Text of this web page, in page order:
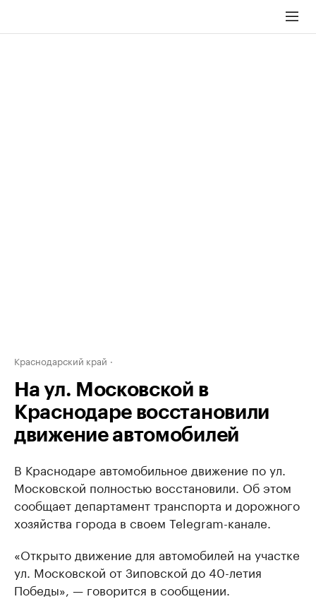
Краснодарский край
На ул. Московской в
Краснодаре восстановили
движение автомобилей
В Краснодаре автомобильное движение по ул.
Московской полностью восстановили. Об этом
сообщает департамент транспорта и дорожного
хозяйства города в своем Telegram-канале.
«Открыто движение для автомобилей на участке
ул. Московской от Зиповской до 40-летия
Победы», — говорится в сообщении.